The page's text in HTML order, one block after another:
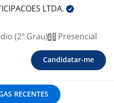
LTDA.
(2º Grau) Presencial
Candidatar-me
RECENTES